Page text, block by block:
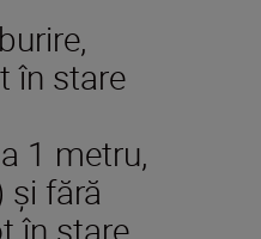
în stare
1 metru,
fără
în stare